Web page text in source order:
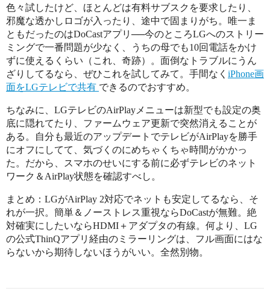
色々試したけど、ほとんどは有料サブスクを要求したり、
邪魔な透かしロゴが入ったり、途中で固まりがち。唯一ま
ともだったのはDoCastアプリ──今のところLGへのストリー
ミングで一番問題が少なく、うちの母でも10回電話をかけ
ずに使えるくらい（これ、奇跡）。面倒なトラブルにうん
ざりしてるなら、ぜひこれを試してみて。手間なく iPhone画
面をLGテレビで共有 できるのでおすすめ。
ちなみに、LGテレビのAirPlayメニューは新型でも設定の奥
底に隠れてたり、ファームウェア更新で突然消えることが
ある。自分も最近のアップデートでテレビがAirPlayを勝手
にオフにしてて、気づくのにめちゃくちゃ時間がかかっ
た。だから、スマホのせいにする前に必ずテレビのネット
ワーク＆AirPlay状態を確認すべし。
まとめ：LGがAirPlay 2対応でネットも安定してるなら、そ
れが一択。簡単＆ノーストレス重視ならDoCastが無難。絶
対確実にしたいならHDMI＋アダプタの有線。何より、LG
の公式ThinQアプリ経由のミラーリングは、フル画面にはな
らないから期待しないほうがいい。全然別物。